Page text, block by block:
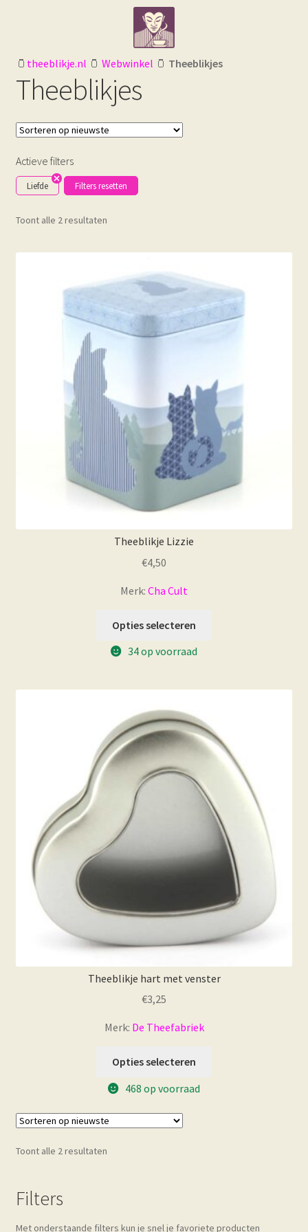
navigatie
inhoud
🫙 theeblikje.nl 🫙 Webwinkel 🫙 Theeblikjes
Theeblikjes
Actieve filters
Liefde Filters resetten
Toont alle 2 resultatenGesorteerd
nieuwste
Theeblikje Lizzie
€4,50
Merk: Cha Cult
Opties selecteren
34 op voorraad
Theeblikje hart met venster
€3,25
Merk: De Theefabriek
Opties selecteren
468 op voorraad
Toont alle 2 resultatenGesorteerd
Filters
Met onderstaande filters kun je snel je favoriete producten